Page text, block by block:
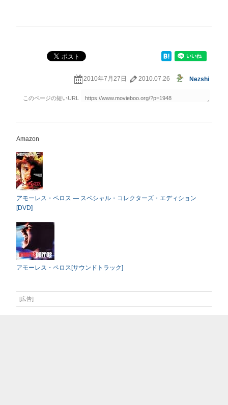
2010年7月27日 2010.07.26 Nezshi
Amazon
アモーレス・ペロス ― スペシャル・コレクターズ・エディション
[DVD]
アモーレス・ペロス[サウンドトラック]
[広告]